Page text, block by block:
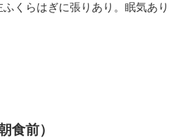
くらはぎに張りあり。眠気あり
食前）